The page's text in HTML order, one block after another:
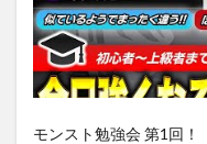
モンスト勉強会 第1回！